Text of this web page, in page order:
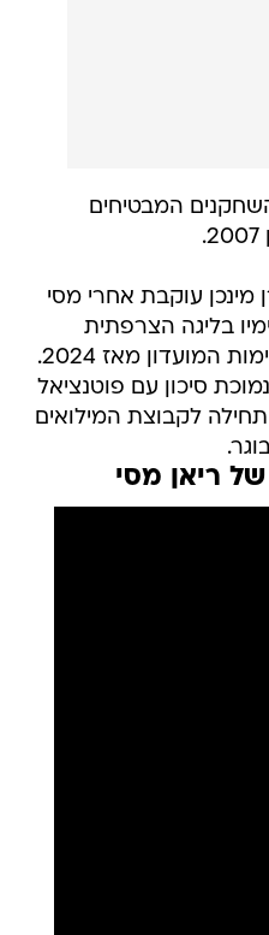
המבטיחים
מינכן עוקבת אחרי מסי
בליגה הצרפתית
השלישית, והוא נמצא ברשימות המועדון מאז 2024.
סיכון עם פוטנציאל
תחילה לקבוצת המילואים
של ריאן מסי